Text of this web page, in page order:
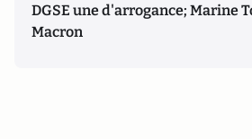
DGSE une d'arrogance; Marine
Macron